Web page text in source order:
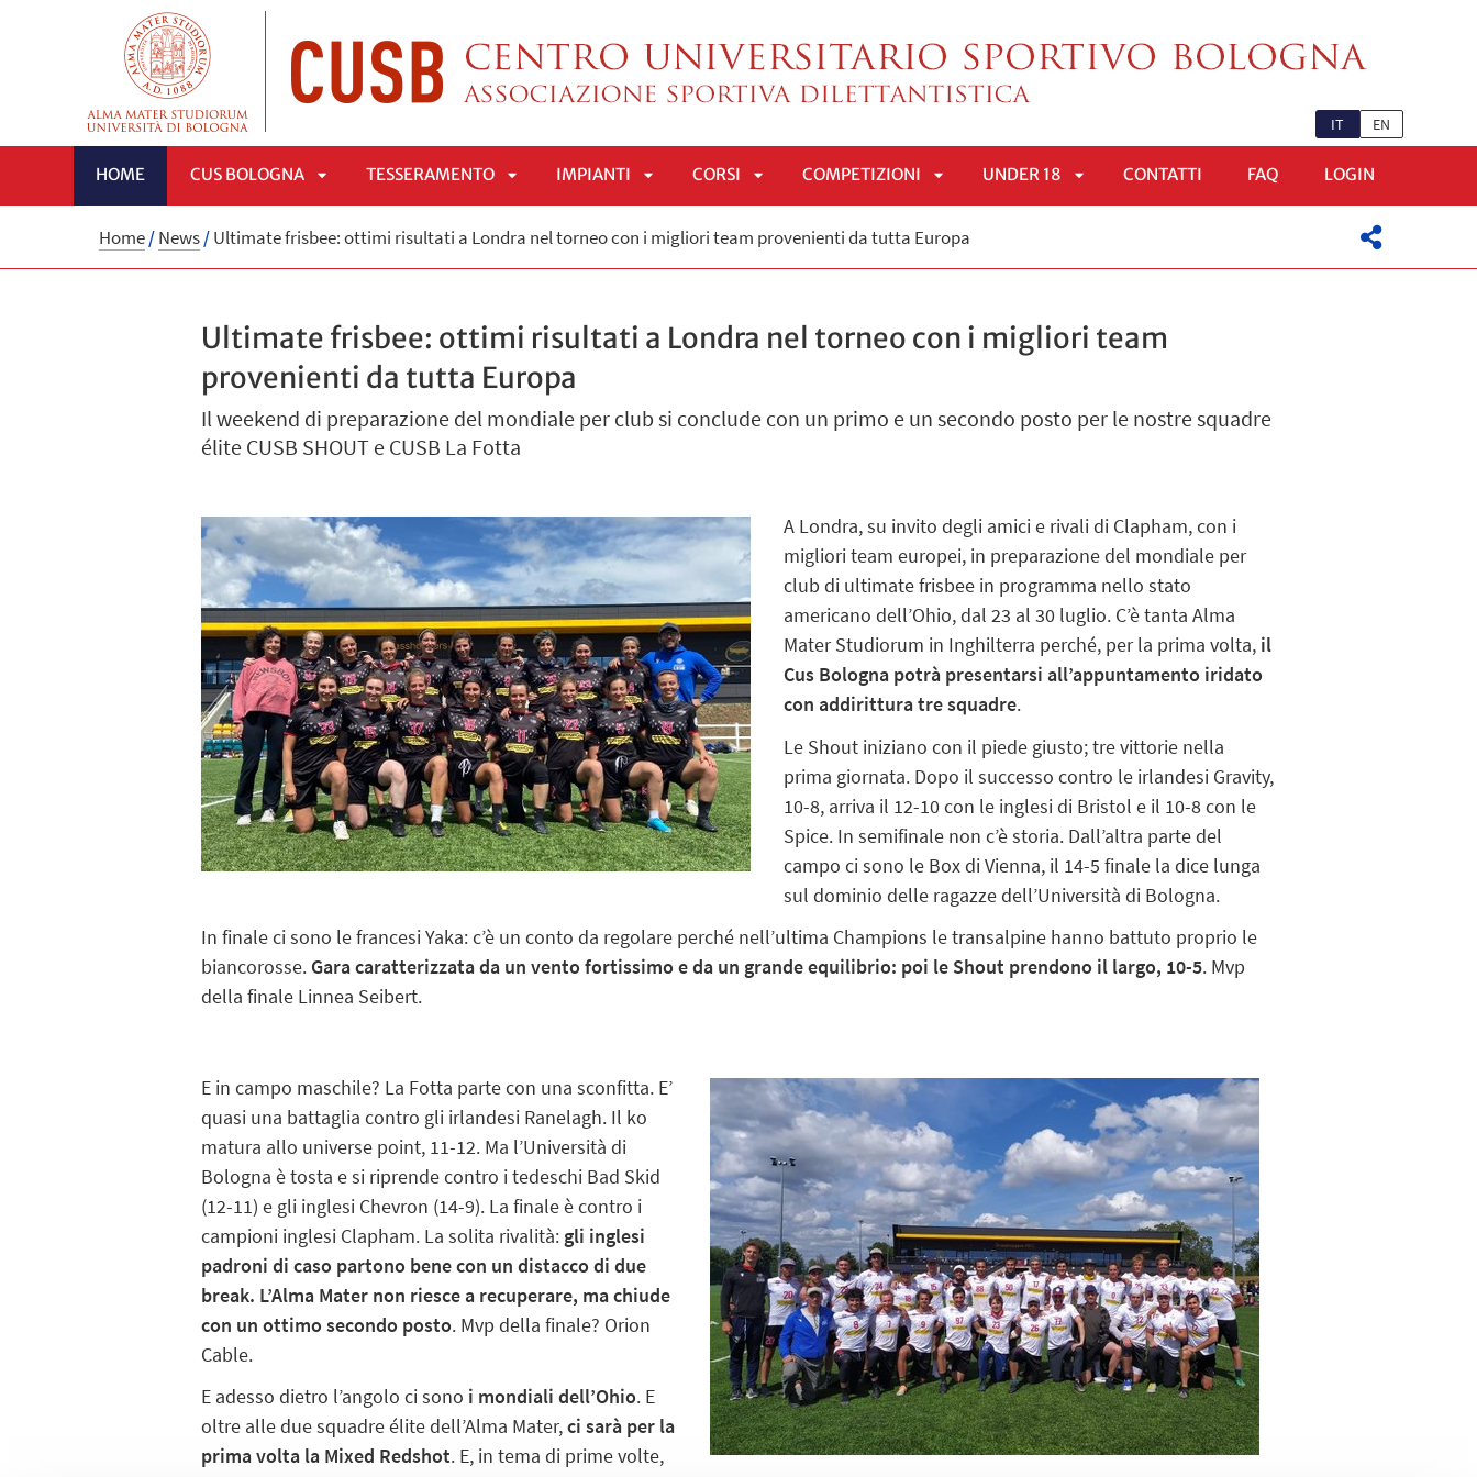
IT EN
HOME CUS BOLOGNA
APRI
TESSERAMENTO
APRI
IMPIANTI
APRI
CORSI
APRI
COMPETIZIONI
APRI
UNDER 18 CONTATTI FAQ LOGIN
Home/News/Ultimate frisbee: ottimi risultati a Londra nel torneo con i migliori team provenienti da tutta Europa
Ultimate frisbee: ottimi risultati a Londra nel torneo con i migliori team
provenienti da tutta Europa
Il weekend di preparazione del mondiale per club si conclude con un primo e un secondo posto per le nostre squadre
élite CUSB SHOUT e CUSB La Fotta
A Londra, su invito degli amici e rivali di Clapham, con i
migliori team europei, in preparazione del mondiale per
club di ultimate frisbee in programma nello stato
americano dell’Ohio, dal 23 al 30 luglio. C’è tanta Alma
Mater Studiorum in Inghilterra perché, per la prima volta, il
Cus Bologna potrà presentarsi all’appuntamento iridato
con addirittura tre squadre.
Le Shout iniziano con il piede giusto; tre vittorie nella
prima giornata. Dopo il successo contro le irlandesi Gravity,
10-8, arriva il 12-10 con le inglesi di Bristol e il 10-8 con le
Spice. In semifinale non c’è storia. Dall’altra parte del
campo ci sono le Box di Vienna, il 14-5 finale la dice lunga
sul dominio delle ragazze dell’Università di Bologna.
In finale ci sono le francesi Yaka: c’è un conto da regolare perché nell’ultima Champions le transalpine hanno battuto proprio le
biancorosse. Gara caratterizzata da un vento fortissimo e da un grande equilibrio: poi le Shout prendono il largo, 10-5. Mvp
della finale Linnea Seibert.
E in campo maschile? La Fotta parte con una sconfitta. E’
quasi una battaglia contro gli irlandesi Ranelagh. Il ko
matura allo universe point, 11-12. Ma l’Università di
Bologna è tosta e si riprende contro i tedeschi Bad Skid
(12-11) e gli inglesi Chevron (14-9). La finale è contro i
campioni inglesi Clapham. La solita rivalità: gli inglesi
padroni di caso partono bene con un distacco di due
break. L’Alma Mater non riesce a recuperare, ma chiude
con un ottimo secondo posto. Mvp della finale? Orion
Cable.
E adesso dietro l’angolo ci sono i mondiali dell’Ohio. E
oltre alle due squadre élite dell’Alma Mater,ci sarà per la
prima volta la Mixed Redshot. E, in tema di prime volte,